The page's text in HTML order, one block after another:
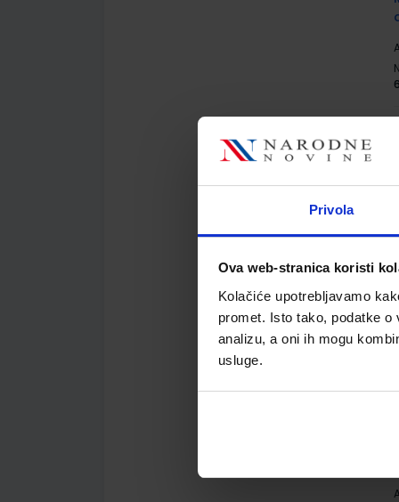
Privola
Ova web-stranica koristi
Kolačiće upotrebljavamo
promet. Isto tako, podatke
analizu, a oni ih mogu
usluge.